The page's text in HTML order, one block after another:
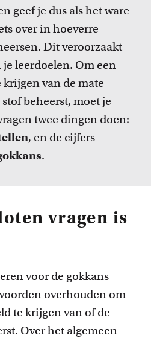
docenten
waarmee docenten
geef je dus als het ware
over in hoeverre
Dit veroorzaakt
leerdoelen. Om een
van de mate
beheerst, moet je
twee dingen doen:
, en de cijfers
.
vragen is
voor de gokkans
overhouden om
te krijgen van of de
Over het algemeen